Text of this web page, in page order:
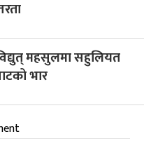
महसुलमा सहुलियत
भार